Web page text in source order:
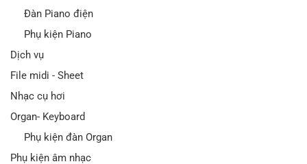
Đàn Piano điện
Phụ kiện Piano
Dịch vụ
File midi - Sheet
Nhạc cụ hơi
Organ- Keyboard
Phụ kiện đàn Organ
Phụ kiện âm nhạc